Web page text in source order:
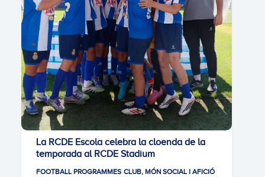
La RCDE Escola celebra la cloenda de la
temporada al RCDE Stadium
FOOTBALL PROGRAMMES CLUB, MÓN SOCIAL I AFICIÓ